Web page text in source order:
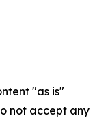
"as is"
not accept any